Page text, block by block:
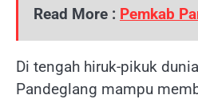
Read More : Pemkab
Di tengah hiruk-pikuk
Pandeglang mampu